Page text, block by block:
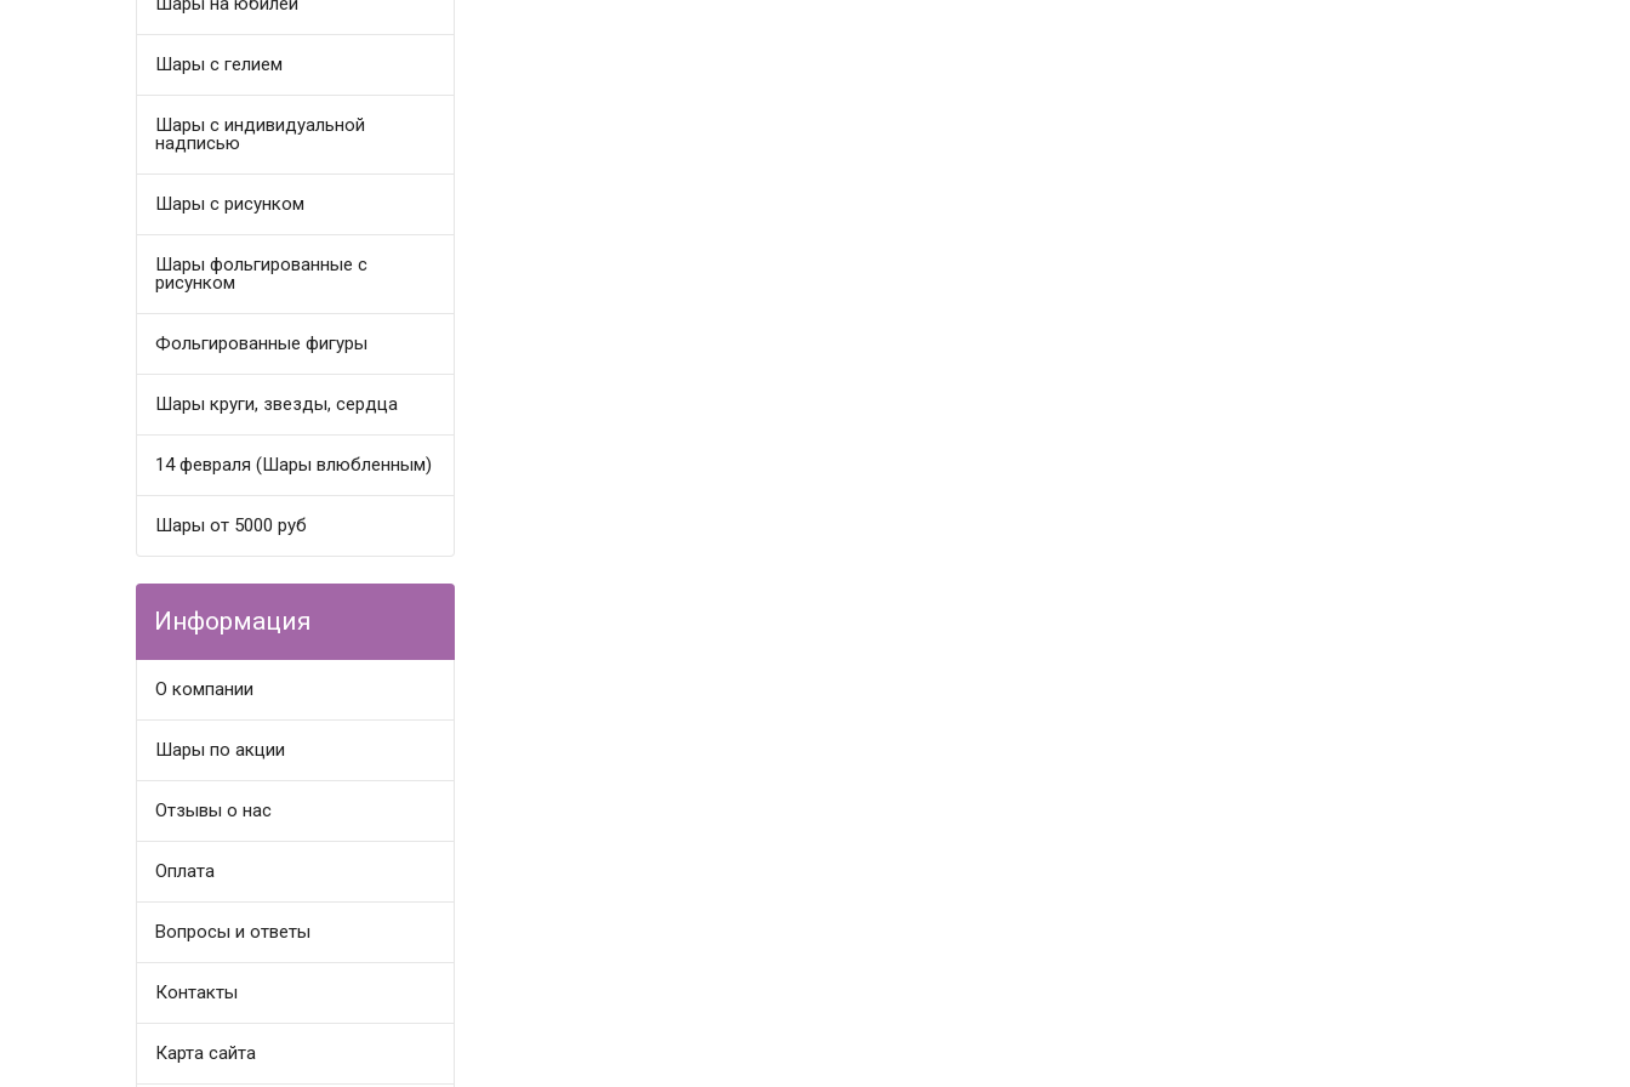
Шары с гелием
Шары с индивидуальной
надписью
Шары с рисунком
Шары фольгированные с
рисунком
Фольгированные фигуры
Шары круги, звезды, сердца
14 февраля (Шары влюбленным)
Шары от 5000 руб
Информация
О компании
Шары по акции
Отзывы о нас
Оплата
Вопросы и ответы
Контакты
Карта сайта